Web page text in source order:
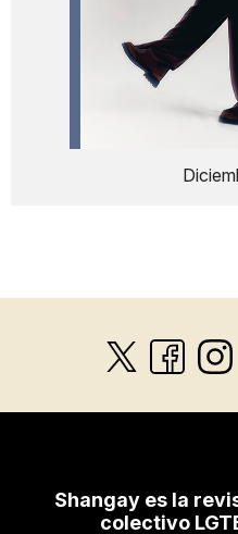
Shangay es la
colectivo